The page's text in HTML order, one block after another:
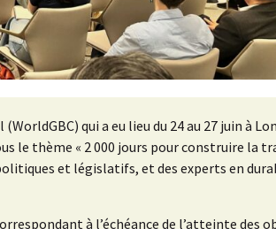
qui a eu lieu du 24 au 27 juin à
le thème « 2 000 jours pour construire la
et législatifs, et des experts en
à l’échéance de l’atteinte des